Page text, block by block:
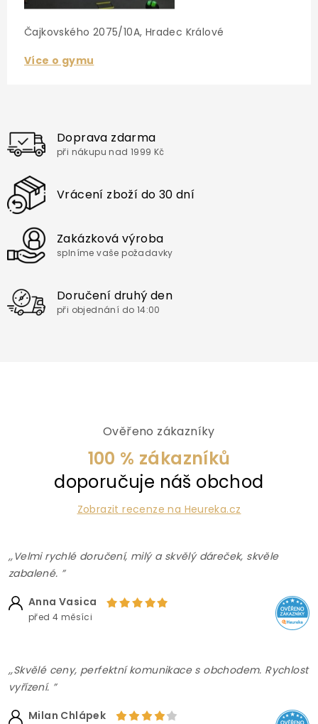
Čajkovského 2075/10A, Hradec Králové
Více o gymu
Doprava zdarma
při nákupu nad 1999 Kč
Vrácení zboží do 30 dní
Zakázková výroba
splníme vaše požadavky
Doručení druhý den
při objednání do 14:00
Ověřeno zákazníky
100 % zákazníků
doporučuje náš obchod
Zobrazit recenze na Heureka.cz
,,Velmi rychlé doručení, milý a skvělý dáreček, skvěle
zabalené. ”
Anna Vasica
před 4 měsíci
,,Skvělé ceny, perfektní komunikace s obchodem. Rychlost
vyřízení. ”
Milan Chlápek